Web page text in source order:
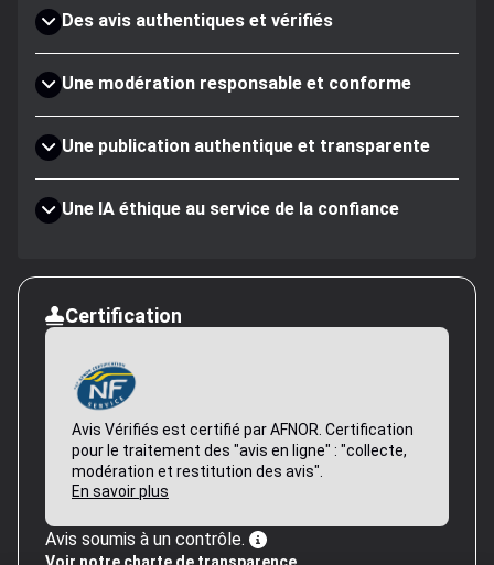
Des avis authentiques et vérifiés
Une modération responsable et conforme
Une publication authentique et transparente
Une IA éthique au service de la confiance
Certification
Avis Vérifiés est certifié par AFNOR. Certification
pour le traitement des "avis en ligne" : "collecte,
modération et restitution des avis".
En savoir plus
Avis soumis à un contrôle.